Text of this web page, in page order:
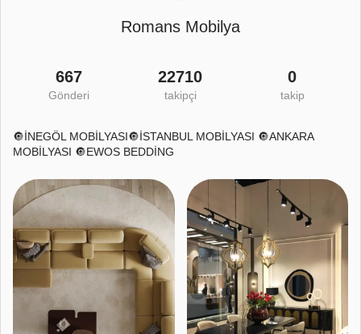
Romans Mobilya
667
Gönderi
22710
takipçi
0
takip
🔘İNEGÖL MOBİLYASI🔘İSTANBUL MOBİLYASI 🔘ANKARA
MOBİLYASI 🔘EWOS BEDDİNG